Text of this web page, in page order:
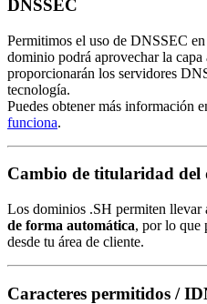
DNSSEC
Permitimos el uso de DNSSEC
dominio podrá aprovechar la
proporcionarán los servidores
tecnología.
Puedes obtener más información
funciona.
Cambio de titularidad del
Los dominios .SH permiten llevar
de forma automática, por lo que
desde tu área de cliente.
Caracteres permitidos /